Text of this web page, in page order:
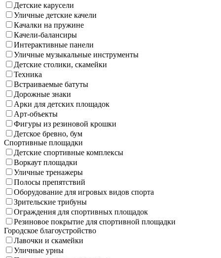
Детские карусели
Уличные детские качели
Качалки на пружине
Качели-балансиры
Интерактивные панели
Уличные музыкальные инструменты
Детские столики, скамейки
Техника
Встраиваемые батуты
Дорожные знаки
Арки для детских площадок
Арт-объекты
Фигуры из резиновой крошки
Детское бревно, бум
Спортивные площадки
Детские спортивные комплексы
Воркаут площадки
Уличные тренажеры
Полосы препятствий
Оборудование для игровых видов спорта
Зрительские трибуны
Ограждения для спортивных площадок
Резиновое покрытие для спортивной площадки
Городское благоустройство
Лавочки и скамейки
Уличные урны